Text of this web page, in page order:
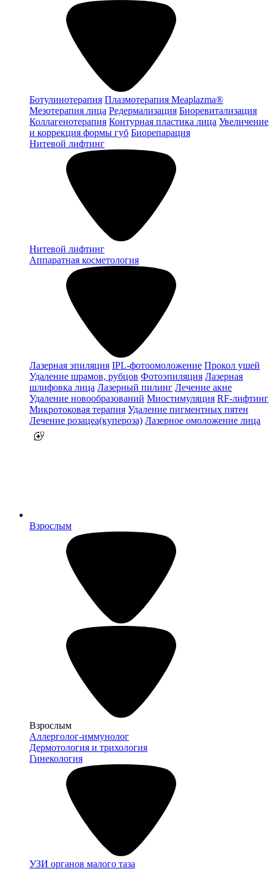
Ботулинотерапия Плазмотерапия Meaplazma®
Мезотерапия лица Редермализация Биоревитализация
Коллагенотерапия Контурная пластика лица Увеличение
и коррекция формы губ Биорепарация
Нитевой лифтинг
Нитевой лифтинг
Аппаратная косметология
Лазерная эпиляция IPL-фотоомоложение Прокол ушей
Удаление шрамов, рубцов Фотоэпиляция Лазерная
шлифовка лица Лазерный пилинг Лечение акне
Удаление новообразований Миостимуляция RF-лифтинг
Микротоковая терапия Удаление пигментных пятен
Лечение розацеа(купероза) Лазерное омоложение лица
Взрослым
Взрослым
Аллерголог-иммунолог
Дермотология и трихология
Гинекология
УЗИ органов малого таза